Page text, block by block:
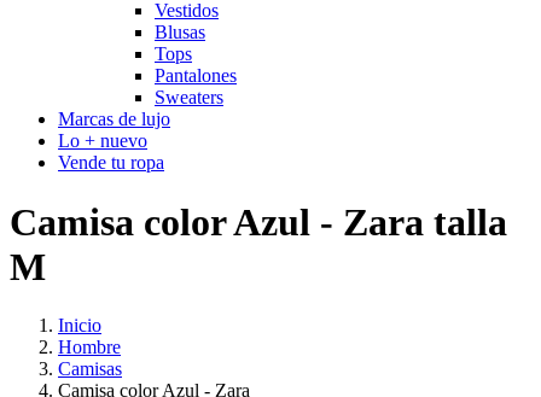
Vestidos
Blusas
Tops
Pantalones
Sweaters
Marcas de lujo
Lo + nuevo
Vende tu ropa
Camisa color Azul - Zara talla
M
Inicio
Hombre
Camisas
Camisa color Azul - Zara